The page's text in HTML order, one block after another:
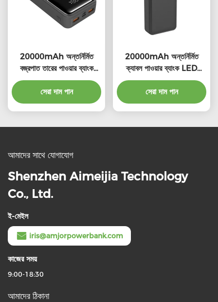
20000mAh অন্তর্নির্মিত
বজ্রপাত তারের পাওয়ার ব্যাংক
পোর্টেবল
149.2*69.3*30.4mm
সেরা দাম পান
20000mAh অন্তর্নির্মিত
ক্যাবল পাওয়ার ব্যাংক LED
নির্দেশক আলো সহ পোর্টেবল
সেরা দাম পান
আমাদের সাথে যোগাযোগ
Shenzhen Aimeijia Technology
Co., Ltd.
ই-মেইল
iris@amjorpowerbank.com
কাজের সময়
9:00-18:30
আমাদের ঠিকানা